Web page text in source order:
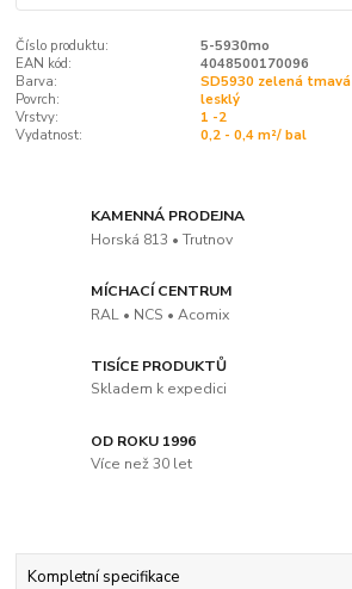
Číslo produktu:
5-5930mo
EAN kód:
4048500170096
Barva:
SD5930 zelená tmavá
Povrch:
lesklý
Vrstvy:
1 -2
Vydatnost:
0,2 - 0,4 m²/ bal
KAMENNÁ PRODEJNA
Horská 813 • Trutnov
MÍCHACÍ CENTRUM
RAL • NCS • Acomix
TISÍCE PRODUKTŮ
Skladem k expedici
OD ROKU 1996
Více než 30 let
Kompletní specifikace